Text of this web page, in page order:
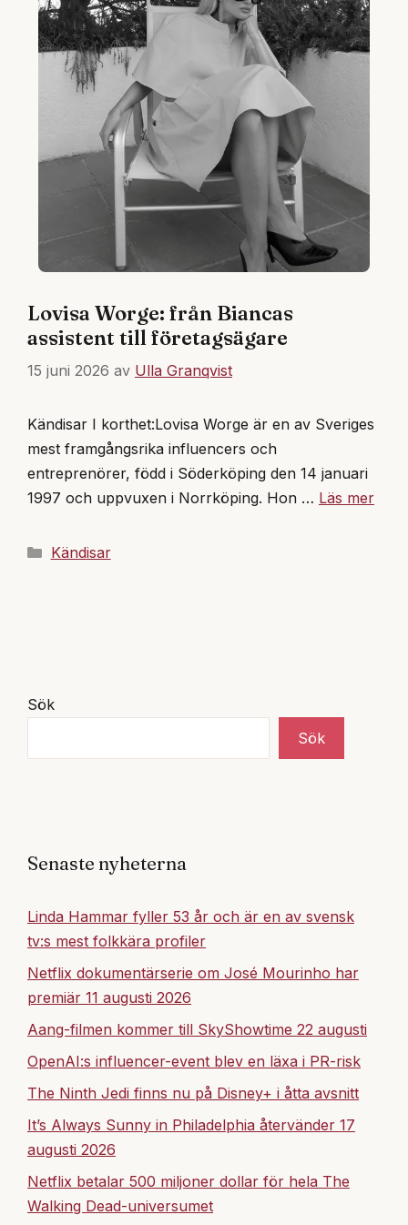
Lovisa Worge: från Biancas
assistent till företagsägare
15 juni 2026 av Ulla Granqvist
Kändisar I korthet:Lovisa Worge är en av Sveriges
mest framgångsrika influencers och
entreprenörer, född i Söderköping den 14 januari
1997 och uppvuxen i Norrköping. Hon … Läs mer
Kategorier
Kändisar
Sök
Sök
Senaste nyheterna
Linda Hammar fyller 53 år och är en av svensk
tv:s mest folkkära profiler
Netflix dokumentärserie om José Mourinho har
premiär 11 augusti 2026
Aang-filmen kommer till SkyShowtime 22 augusti
OpenAI:s influencer-event blev en läxa i PR-risk
The Ninth Jedi finns nu på Disney+ i åtta avsnitt
It’s Always Sunny in Philadelphia återvänder 17
augusti 2026
Netflix betalar 500 miljoner dollar för hela The
Walking Dead-universumet